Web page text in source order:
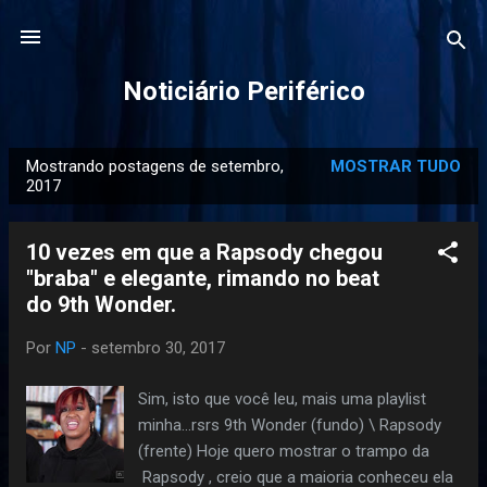
Noticiário Periférico
o
Mostrando postagens de setembro,
2017
MOSTRAR TUDO
10 vezes em que a Rapsody chegou
"braba" e elegante, rimando no beat
do 9th Wonder.
Por NP - setembro 30, 2017
Sim, isto que você leu, mais uma playlist
minha...rsrs 9th Wonder (fundo) \ Rapsody
(frente) Hoje quero mostrar o trampo da
Rapsody , creio que a maioria conheceu ela